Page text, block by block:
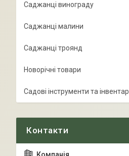
Саджанці винограду
Саджанці малини
Саджанці троянд
Новорічні товари
Садові інструменти та інвентар